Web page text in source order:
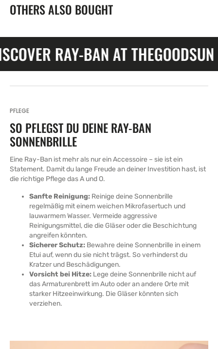
OTHERS ALSO BOUGHT
RAY-BAN AT THEGOODSUN •
PFLEGE
SO PFLEGST DU DEINE RAY-BAN
SONNENBRILLE
Eine Ray-Ban ist mehr als nur ein Accessoire – sie ist ein
Statement. Damit du lange Freude an deiner Investition hast, ist
die richtige Pflege das A und O.
Sanfte Reinigung: Reinige deine Sonnenbrille
regelmäßig mit einem weichen Mikrofasertuch und
lauwarmem Wasser. Vermeide aggressive
Reinigungsmittel, die die Gläser oder die Beschichtung
angreifen könnten.
Sicherer Schutz: Bewahre deine Sonnenbrille in einem
Etui auf, wenn du sie nicht trägst. So verhinderst du
Kratzer und Beschädigungen.
Vorsicht bei Hitze: Lege deine Sonnenbrille nicht auf
das Armaturenbrett im Auto oder an andere Orte mit
starker Hitzeeinwirkung. Die Gläser könnten sich
verziehen.